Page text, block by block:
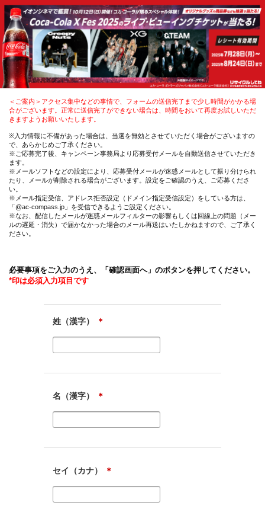
＜ご案内＞アクセス集中などの事情で、フォームの送信完了まで少し時間がかかる場
合がございます。正常に送信完了ができない場合は、時間をおいて再度お試しいただ
きますようお願いいたします。
※入力情報に不備があった場合は、当選を無効とさせていただく場合がございますの
で、あらかじめご了承ください。
※ご応募完了後、キャンペーン事務局より応募受付メールを自動送信させていただき
ます。
※メールソフトなどの設定により、応募受付メールが迷惑メールとして振り分けられ
たり、メールが削除される場合がございます。設定をご確認のうえ、ご応募くださ
い。
※メール指定受信、アドレス拒否設定（ドメイン指定受信設定）をしている方は、
「@ac-compass.jp」を受信できるようご設定ください。
※なお、配信したメールが迷惑メールフィルターの影響もしくは回線上の問題（メー
ルの遅延・消失）で届かなかった場合のメール再送はいたしかねますので、ご了承く
ださい。
必要事項をご入力のうえ、「確認画面へ」のボタンを押してください。
*印は必須入力項目です
姓（漢字） ＊
名（漢字） ＊
セイ（カナ） ＊